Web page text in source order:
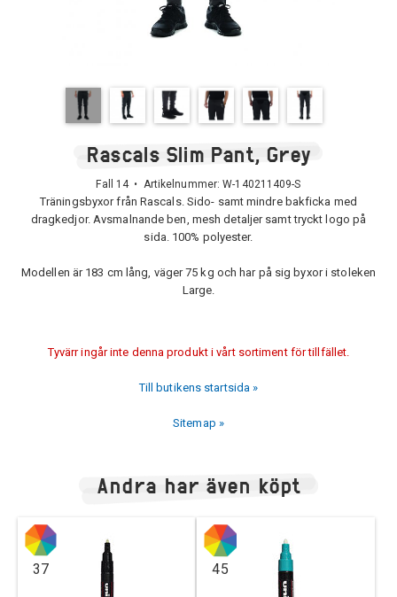
Rascals Slim Pant, Grey
Fall 14 • Artikelnummer:W-140211409-S
Träningsbyxor från Rascals. Sido- samt mindre bakficka med
dragkedjor. Avsmalnande ben, mesh detaljer samt tryckt logo på
sida. 100% polyester.
Modellen är 183 cm lång, väger 75 kg och har på sig byxor i stoleken
Large.
Tyvärr ingår inte denna produkt i vårt sortiment för tillfället.
Till butikens startsida »
Sitemap »
Andra har även köpt
37 45